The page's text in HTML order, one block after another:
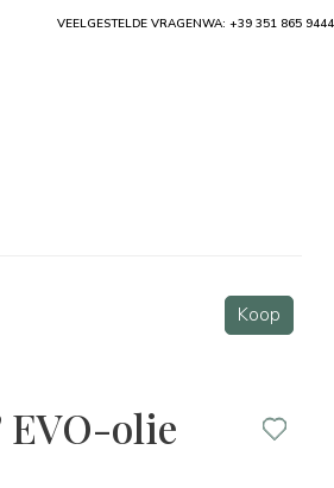
Koop
EVO-olie
VEELGESTELDE VRAGENWA: +39 351 865 9444